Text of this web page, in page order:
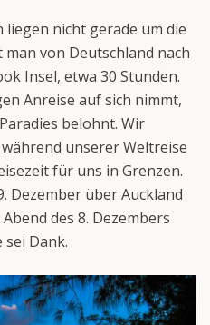
liegen nicht gerade um die
man von Deutschland nach
Insel, etwa 30 Stunden.
Anreise auf sich nimmt,
belohnt. Wir
unserer Weltreise
für uns in Grenzen.
Dezember über Auckland
des 8. Dezembers
Dank.